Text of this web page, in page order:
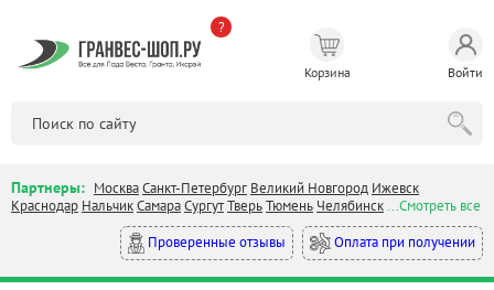
?
Корзина Войти
Партнеры: МоскваСанкт-Петербург Великий Новгород Ижевск
Краснодар НальчикСамараСургутТверьТюмень Челябинск...Смотреть все
Проверенные отзывы
Оплата при получении